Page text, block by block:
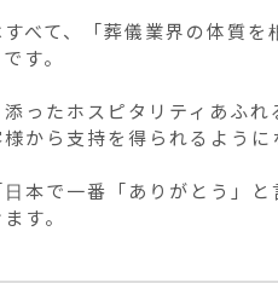
べて、「葬儀業界の体質
す。
ったホスピタリティあふ
から支持を得られるように
本で一番「ありがとう」
す。